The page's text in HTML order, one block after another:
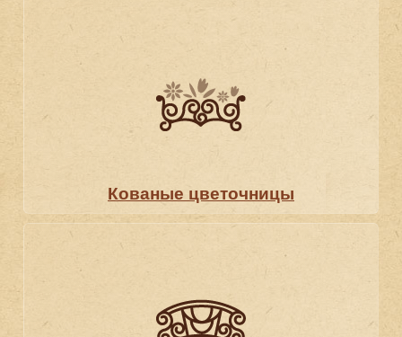
Кованые цветочницы